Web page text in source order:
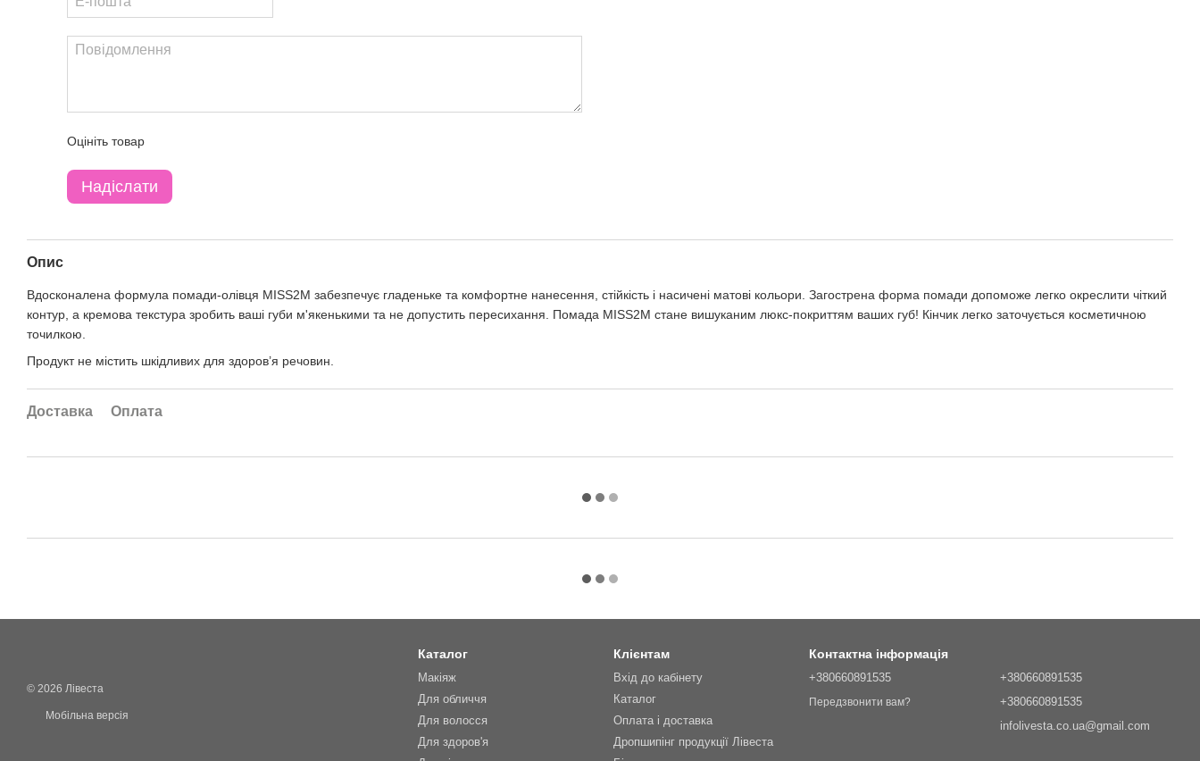
Оцініть товар
Надіслати
Опис
Вдосконалена формула помади-олівця MISS2M забезпечує гладеньке та комфортне нанесення, стійкість і насичені матові кольори. Загострена форма помади допоможе легко окреслити чіткий
контур, а кремова текстура зробить ваші губи м'якенькими та не допустить пересихання. Помада MISS2M стане вишуканим люкс-покриттям ваших губ! Кінчик легко заточується косметичною
точилкою.
Продукт не містить шкідливих для здоров’я речовин.
Доставка Оплата
© 2026 Лівеста
Мобільна версія
Каталог
Макіяж
Для обличчя
Для волосся
Для здоров'я
Клієнтам
Вхід до кабінету
Каталог
Оплата і доставка
Дропшипінг продукції Лівеста
Контактна інформація
+380660891535
Передзвонити вам?
+380660891535
+380660891535
infolivesta.co.ua@gmail.com